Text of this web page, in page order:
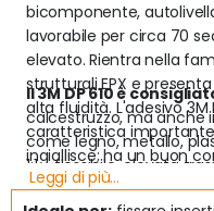
bicomponente,
lavorabile per circa 70
elevato. Rientra nella
strutturali EPX e
alta fluidità. L'adesivo
caratteristica
ingiallisce; ha un buon
perfettamente preparati.
Il 3M DP 610 è
calcestruzzo, ma anche
come legno, metallo,
1:1 - flessibile, elevata
N:B: Questo prodotto
Leggi di più...